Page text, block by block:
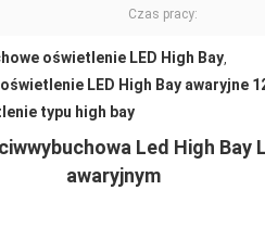
Czas pracy:
oświetlenie LED High Bay,
LED High Bay awaryjne
typu high bay
Led High Bay
awaryjnym